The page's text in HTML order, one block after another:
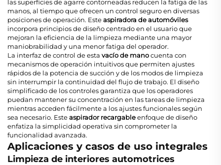
las superficies de agarre contorneadas reducen la fatiga de las
manos, al tiempo que ofrecen un control seguro en diversas
posiciones de operación. Esteaspiradora de automóviles
incorpora principios de diseño centrado en el usuario que
mejoran la eficiencia de la limpieza mediante una mayor
maniobrabilidad y una menor fatiga del operador.
La interfaz de control de esta vacío de manocuenta con
mecanismos de operación intuitivos que permiten ajustes
rápidos de la potencia de succión y de los modos de limpieza
sin interrumpir la continuidad del flujo de trabajo. El diseño
simplificado de los controles garantiza que los operadores
puedan mantener su concentración en las tareas de limpieza
mientras acceden fácilmente a los ajustes funcionales según
sea necesario. Esteaspirador recargableenfoque de diseño
enfatiza la simplicidad operativa sin comprometer la
funcionalidad avanzada.
Aplicaciones y casos de uso integrales
Limpieza de interiores automotrices